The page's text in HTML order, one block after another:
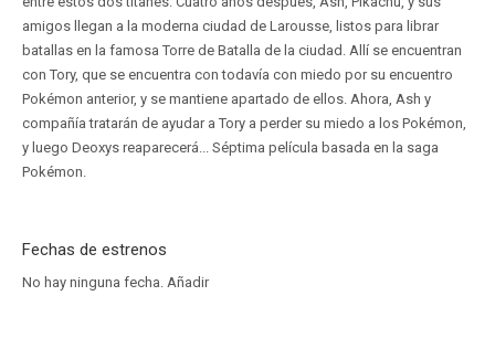
amigos llegan a la moderna ciudad de Larousse, listos para librar
batallas en la famosa Torre de Batalla de la ciudad. Allí se encuentran
con Tory, que se encuentra con todavía con miedo por su encuentro
Pokémon anterior, y se mantiene apartado de ellos. Ahora, Ash y
compañía tratarán de ayudar a Tory a perder su miedo a los Pokémon,
y luego Deoxys reaparecerá... Séptima película basada en la saga
Pokémon.
Fechas de estrenos
No hay ninguna fecha. Añadir